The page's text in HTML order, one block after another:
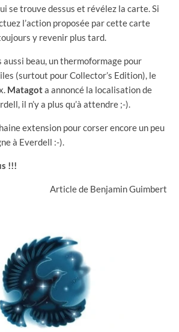
se trouve dessus et révélez la carte. Si
l’action proposée par cette carte
y revenir plus tard.
beau, un thermoformage pour
(surtout pour Collector’s Edition), le
Matagota annoncé la localisation de
il n’y a plus qu’à attendre ;-).
extension pour corser encore un peu
à Everdell :-).
!!!
Article de Benjamin Guimbert